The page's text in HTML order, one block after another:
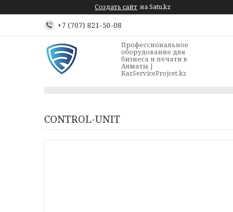
Создать сайт на Satu.kz
+7 (707) 821-50-08
Профессиональное
оборудование для
бизнеса и печати в
Алматы |
KazServiceProjcet.kz
CONTROL-UNIT